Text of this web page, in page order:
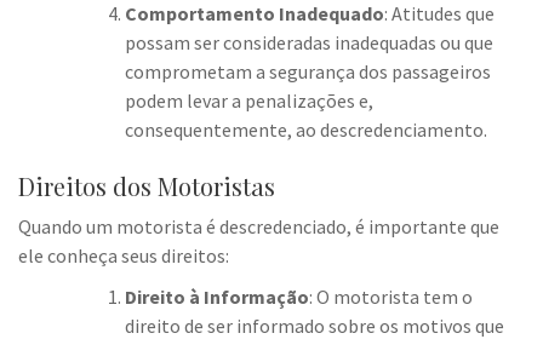
Comportamento Inadequado: Atitudes que
possam ser consideradas inadequadas ou que
comprometam a segurança dos passageiros
podem levar a penalizações e,
consequentemente, ao descredenciamento.
Direitos dos Motoristas
Quando um motorista é descredenciado, é importante que
ele conheça seus direitos:
Direito à Informação: O motorista tem o
direito de ser informado sobre os motivos que